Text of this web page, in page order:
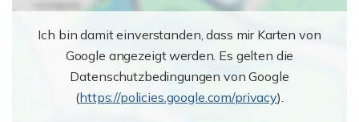
Ich bin damit einverstanden, dass mir Karten von
Google angezeigt werden. Es gelten die
Datenschutzbedingungen von Google
(https://policies.google.com/privacy).